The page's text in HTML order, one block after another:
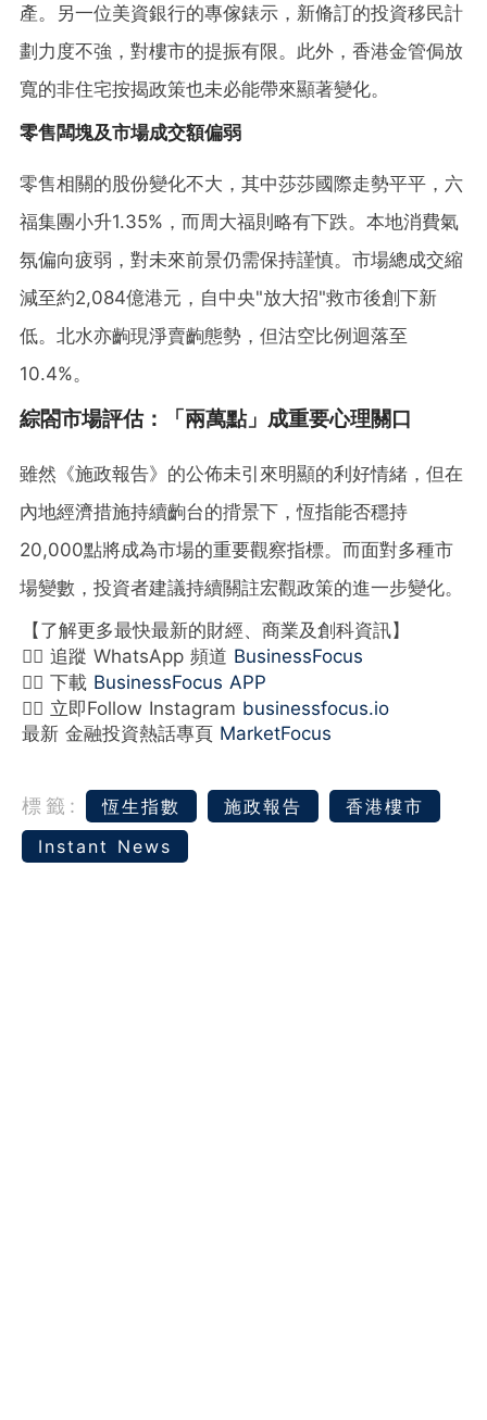
產。另一位美資銀行的專傢錶示，新脩訂的投資移民計
劃力度不強，對樓市的提振有限。此外，香港金管侷放
寬的非住宅按揭政策也未必能帶來顯著變化。
零售闆塊及市場成交額偏弱
零售相關的股份變化不大，其中莎莎國際走勢平平，六
福集團小升1.35%，而周大福則略有下跌。本地消費氣
氛偏向疲弱，對未來前景仍需保持謹慎。市場總成交縮
減至約2,084億港元，自中央"放大招"救市後創下新
低。北水亦齣現淨賣齣態勢，但沽空比例迴落至
10.4%。
綜閤市場評估：「兩萬點」成重要心理關口
雖然《施政報告》的公佈未引來明顯的利好情緒，但在
內地經濟措施持續齣台的揹景下，恆指能否穩持
20,000點將成為市場的重要觀察指標。而面對多種市
場變數，投資者建議持續關註宏觀政策的進一步變化。
【了解更多最快最新的財經、商業及創科資訊】
👉🏻 追蹤 WhatsApp 頻道 BusinessFocus
👉🏻 下載 BusinessFocus APP
👉🏻 立即Follow Instagram businessfocus.io
最新 金融投資熱話專頁 MarketFocus
標籤: 恆生指數 施政報告
香港樓市
Instant News